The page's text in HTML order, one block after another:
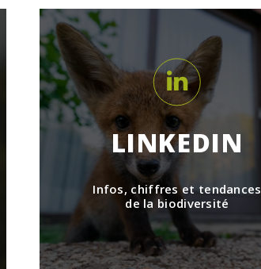
LINKEDIN
Infos, chiffres et tendances
de la biodiversité